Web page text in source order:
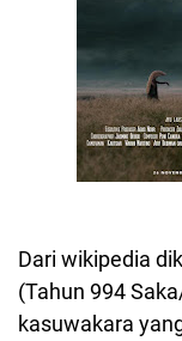
Dari wikipedia
(Tahun 994
kasuwakara